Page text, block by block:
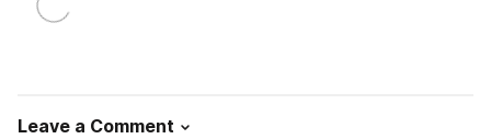
Leave a Comment